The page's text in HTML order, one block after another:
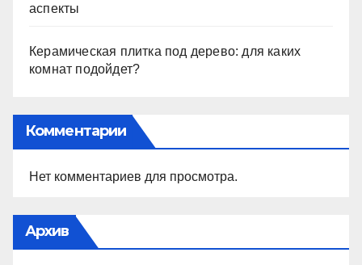
аспекты
Керамическая плитка под дерево: для каких
комнат подойдет?
Комментарии
Нет комментариев для просмотра.
Архив